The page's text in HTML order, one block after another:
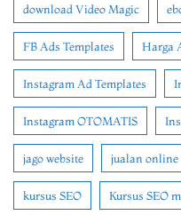
download Video Magic
FB Ads Templates Harga
Instagram Ad Templates
Instagram OTOMATIS
jago website jualan online
kursus SEO Kursus SEO